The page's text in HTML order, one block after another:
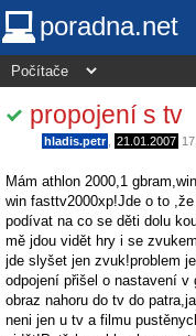
poradna.net
propojení s tv
hladis.petr 21.01.2007
Mám athlon 2000,1
win fasttv2000xp!Jde o to
podívat na co se děti dolu
mě jdou vidět hry i se
jde slyšet jen zvuk!problem
odpojení přišel o nastavení v
obraz nahoru do tv do
neni jen u tv a filmu